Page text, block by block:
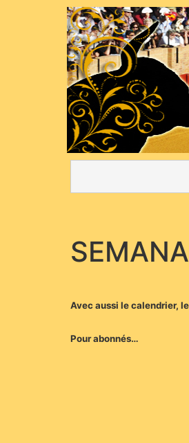
Avec aussi le calendrier,
Pour abonnés…